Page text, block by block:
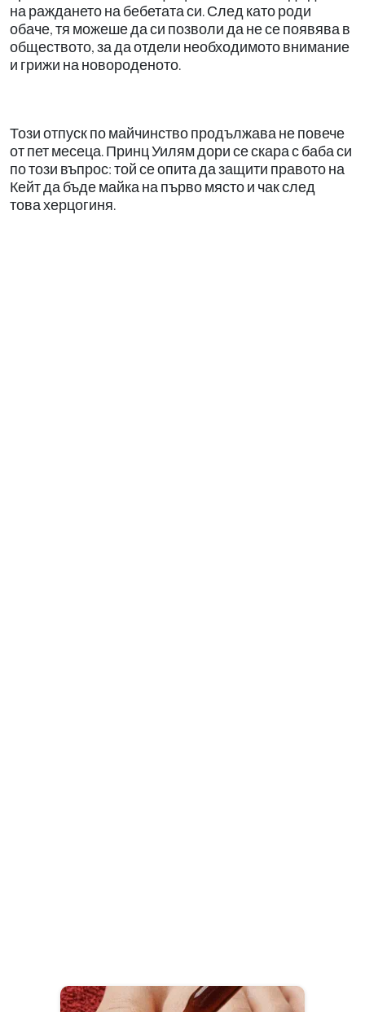
на раждането на бебетата си. След като роди
обаче, тя можеше да си позволи да не се появява в
обществото, за да отдели необходимото внимание
и грижи на новороденото.
Този отпуск по майчинство продължава не повече
от пет месеца. Принц Уилям дори се скара с баба си
по този въпрос: той се опита да защити правото на
Кейт да бъде майка на първо място и чак след
това херцогиня.